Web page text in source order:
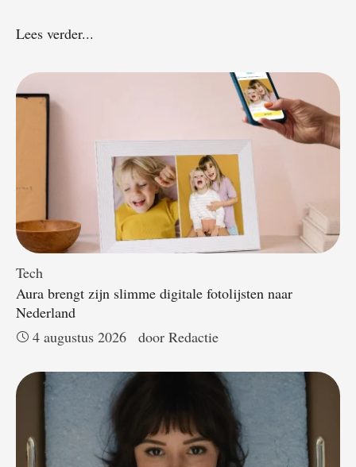
Lees verder...
Tech
Aura brengt zijn slimme digitale fotolijsten naar
Nederland
4 augustus 2026
door Redactie